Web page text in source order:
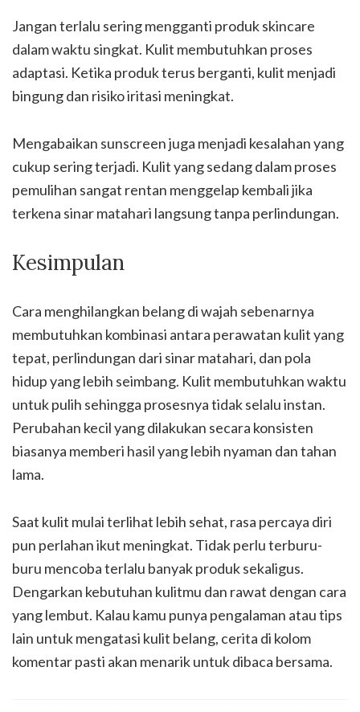
Jangan terlalu sering mengganti produk skincare
dalam waktu singkat. Kulit membutuhkan proses
adaptasi. Ketika produk terus berganti, kulit menjadi
bingung dan risiko iritasi meningkat.
Mengabaikan sunscreen juga menjadi kesalahan yang
cukup sering terjadi. Kulit yang sedang dalam proses
pemulihan sangat rentan menggelap kembali jika
terkena sinar matahari langsung tanpa perlindungan.
Kesimpulan
Cara menghilangkan belang di wajah sebenarnya
membutuhkan kombinasi antara perawatan kulit yang
tepat, perlindungan dari sinar matahari, dan pola
hidup yang lebih seimbang. Kulit membutuhkan waktu
untuk pulih sehingga prosesnya tidak selalu instan.
Perubahan kecil yang dilakukan secara konsisten
biasanya memberi hasil yang lebih nyaman dan tahan
lama.
Saat kulit mulai terlihat lebih sehat, rasa percaya diri
pun perlahan ikut meningkat. Tidak perlu terburu-
buru mencoba terlalu banyak produk sekaligus.
Dengarkan kebutuhan kulitmu dan rawat dengan cara
yang lembut. Kalau kamu punya pengalaman atau tips
lain untuk mengatasi kulit belang, cerita di kolom
komentar pasti akan menarik untuk dibaca bersama.